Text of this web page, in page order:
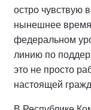
остро чувствую
нынешнее
федеральном
линию по
это не просто
настоящей